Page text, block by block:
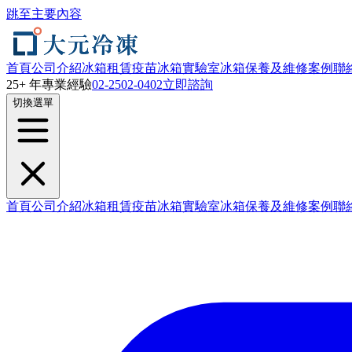
跳至主要內容
首頁公司介紹冰箱租賃疫苗冰箱實驗室冰箱保養及維修案例聯
25+ 年專業經驗02-2502-0402立即諮詢
切換選單
首頁公司介紹冰箱租賃疫苗冰箱實驗室冰箱保養及維修案例聯